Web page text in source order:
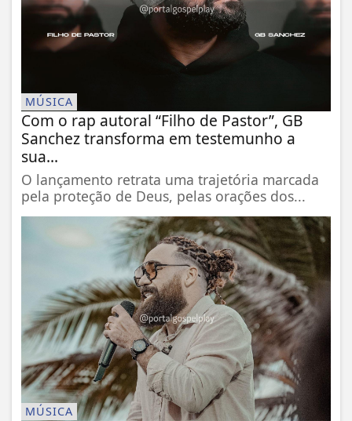
MÚSICA
Com o rap autoral “Filho de Pastor”, GB
Sanchez transforma em testemunho a
sua...
O lançamento retrata uma trajetória marcada
pela proteção de Deus, pelas orações dos...
MÚSICA